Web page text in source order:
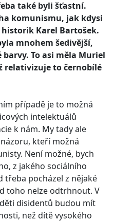
také byli šťastní.
komunismu, jak kdysi
Karel Bartošek.
mnohem šedivější,
To asi měla Muriel
relativizuje to černobílé
případě je to možná
intelektuálů
k nám. My tady ale
kteří možná
Není možné, bych
z jakého sociálního
třeba pocházel z nějaké
toho nelze odtrhnout. V
disidentů budou mít
než dítě vysokého